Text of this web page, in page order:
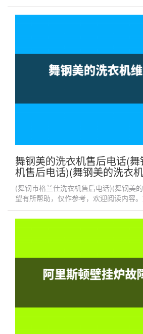
舞钢美的洗衣机售后电话(
机售后电话)(舞钢美的洗衣
(舞钢市格兰仕洗衣机售后电话)(舞钢美
望有所帮助，仅作参考，欢迎阅读内容